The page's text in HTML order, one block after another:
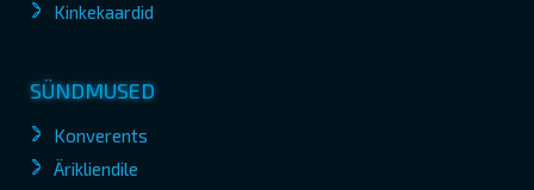
Kinkekaardid
SÜNDMUSED
Konverents
Ärikliendile